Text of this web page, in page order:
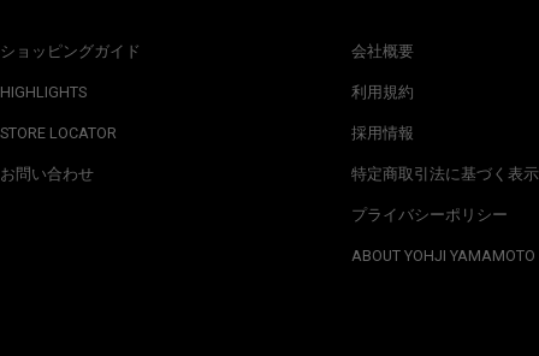
ショッピングガイド
HIGHLIGHTS
STORE LOCATOR
お問い合わせ
会社概要
利用規約
採用情報
特定商取引法に基づく表示
プライバシーポリシー
ABOUT YOHJI YAMAMOTO